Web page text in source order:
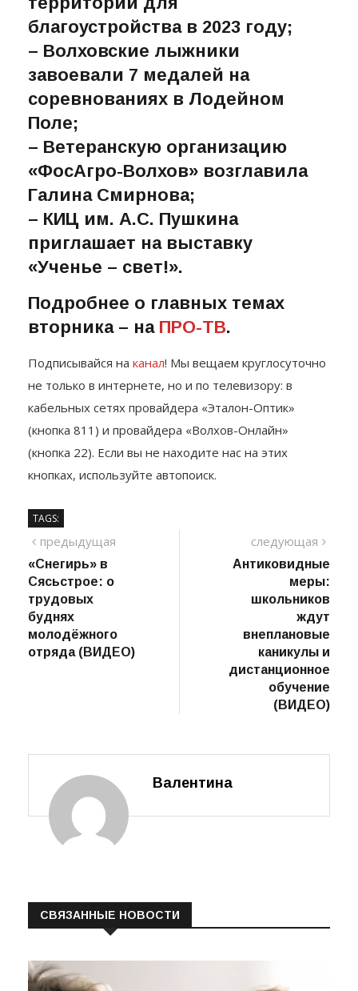
– Жители района голосуют за
территории для
благоустройства в 2023 году;
– Волховские лыжники
завоевали 7 медалей на
соревнованиях в Лодейном
Поле;
– Ветеранскую организацию
«ФосАгро-Волхов» возглавила
Галина Смирнова;
– КИЦ им. А.С. Пушкина
приглашает на выставку
«Ученье – свет!».
Подробнее о главных темах
вторника – наПРО-ТВ.
Подписывайся на канал ! Мы вещаем круглосуточно
не только в интернете, но и по телевизору: в
кабельных сетях провайдера «Эталон-Оптик»
(кнопка 811) и провайдера «Волхов-Онлайн»
(кнопка 22). Если вы не находите нас на этих
кнопках, используйте автопоиск.
TAGS:
Навигация
по
записям
предыдущая
«Снегирь» в
Сясьстрое: о
трудовых
буднях
следующая
Антиковидные
меры:
школьников
ждут
внеплановые
каникулы и
дистанционное
Валентина